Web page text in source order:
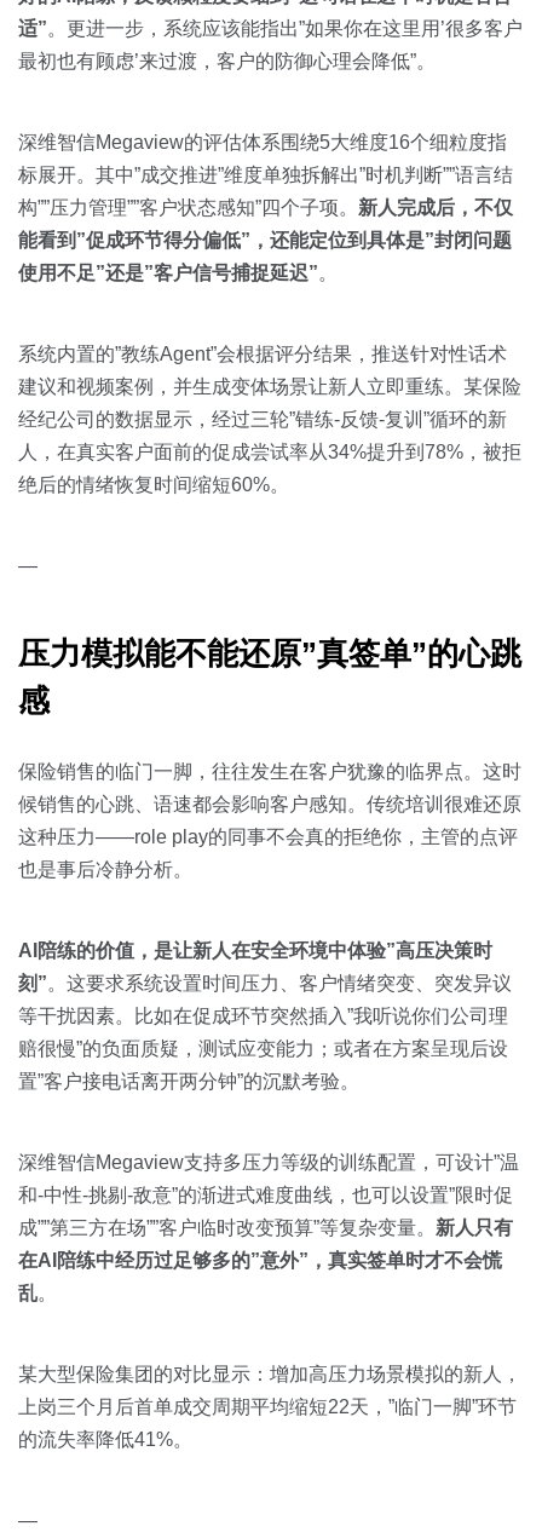
适”。更进一步，系统应该能指出”如果你在这里用’很多客户
最初也有顾虑’来过渡，客户的防御心理会降低”。
深维智信Megaview的评估体系围绕5大维度16个细粒度指
标展开。其中”成交推进”维度单独拆解出”时机判断””语言结
构””压力管理””客户状态感知”四个子项。 新人完成后，不仅
能看到”促成环节得分偏低”，还能定位到具体是”封闭问题
使用不足”还是”客户信号捕捉延迟”。
系统内置的”教练Agent”会根据评分结果，推送针对性话术
建议和视频案例，并生成变体场景让新人立即重练。某保险
经纪公司的数据显示，经过三轮”错练-反馈-复训”循环的新
人，在真实客户面前的促成尝试率从34%提升到78%，被拒
绝后的情绪恢复时间缩短60%。
—
压力模拟能不能还原”真签单”的心跳
感
保险销售的临门一脚，往往发生在客户犹豫的临界点。这时
候销售的心跳、语速都会影响客户感知。传统培训很难还原
这种压力——role play的同事不会真的拒绝你，主管的点评
也是事后冷静分析。
AI陪练的价值，是让新人在安全环境中体验”高压决策时
刻”。这要求系统设置时间压力、客户情绪突变、突发异议
等干扰因素。比如在促成环节突然插入”我听说你们公司理
赔很慢”的负面质疑，测试应变能力；或者在方案呈现后设
置”客户接电话离开两分钟”的沉默考验。
深维智信Megaview支持多压力等级的训练配置，可设计”温
和-中性-挑剔-敌意”的渐进式难度曲线，也可以设置”限时促
成””第三方在场””客户临时改变预算”等复杂变量。 新人只有
在AI陪练中经历过足够多的”意外”，真实签单时才不会慌
乱。
某大型保险集团的对比显示：增加高压力场景模拟的新人，
上岗三个月后首单成交周期平均缩短22天，”临门一脚”环节
的流失率降低41%。
—